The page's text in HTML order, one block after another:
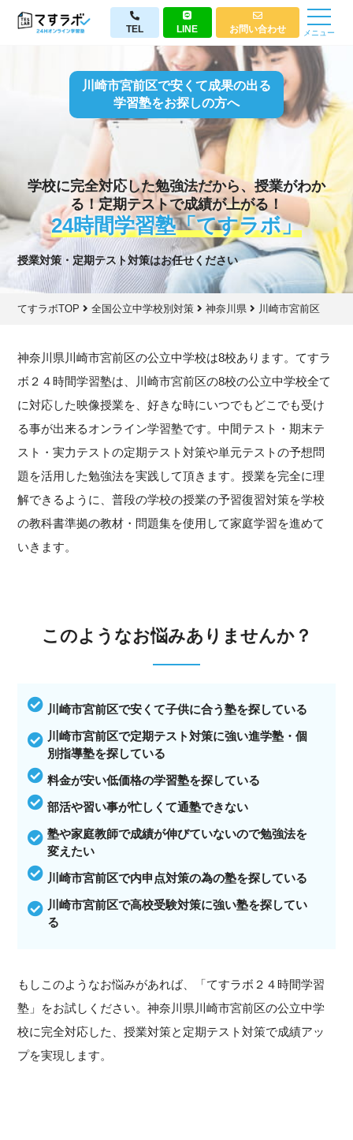
TEL LINE お問い合わせ メニュー
川崎市宮前区で安くて成果の出る
学習塾をお探しの方へ
学校に完全対応した勉強法だから、授業がわか
る！定期テストで成績が上がる！
24時間学習塾「てすラボ」
授業対策・定期テスト対策はお任せください
てすラボTOP 全国公立中学校別対策 神奈川県 川崎市宮前区
神奈川県川崎市宮前区の公立中学校は8校あります。てすラ
ボ２４時間学習塾は、川崎市宮前区の8校の公立中学校全て
に対応した映像授業を、好きな時にいつでもどこでも受け
る事が出来るオンライン学習塾です。中間テスト・期末テ
スト・実力テストの定期テスト対策や単元テストの予想問
題を活用した勉強法を実践して頂きます。授業を完全に理
解できるように、普段の学校の授業の予習復習対策を学校
の教科書準拠の教材・問題集を使用して家庭学習を進めて
いきます。
このようなお悩みありませんか？
川崎市宮前区で安くて子供に合う塾を探している
川崎市宮前区で定期テスト対策に強い進学塾・個
別指導塾を探している
料金が安い低価格の学習塾を探している
部活や習い事が忙しくて通塾できない
塾や家庭教師で成績が伸びていないので勉強法を
変えたい
川崎市宮前区で内申点対策の為の塾を探している
川崎市宮前区で高校受験対策に強い塾を探してい
る
もしこのようなお悩みがあれば、「てすラボ２４時間学習
塾」をお試しください。神奈川県川崎市宮前区の公立中学
校に完全対応した、授業対策と定期テスト対策で成績アッ
プを実現します。